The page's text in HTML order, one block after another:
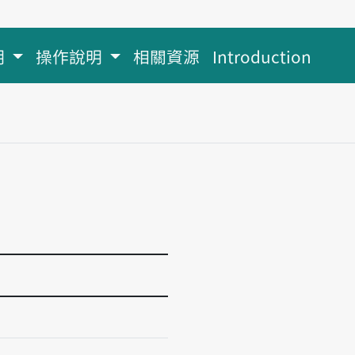
操作說明 相關資源 Introduction